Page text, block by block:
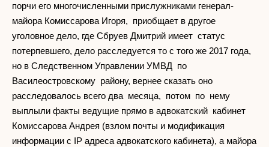
порчи его многочисленными прислужниками генерал-
майора Комиссарова Игоря, приобщает в другое
уголовное дело, где Сбруев Дмитрий имеет статус
потерпевшего, дело расследуется то с того же 2017 года,
но в Следственном Управлении УМВД по
Василеостровскому району, вернее сказать оно
расследовалось всего два месяца, потом по нему
выплыли факты ведущие прямо в адвокатский кабинет
Комиссарова Андрея (взлом почты и модификация
информации с IP адреса адвокатского кабинета), а майора